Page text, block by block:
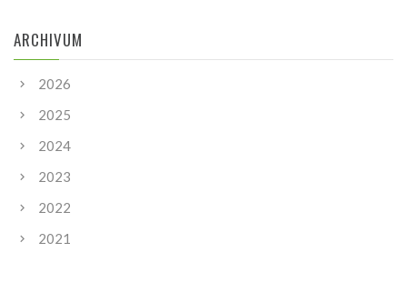
ARCHIVUM
2026
2025
2024
2023
2022
2021